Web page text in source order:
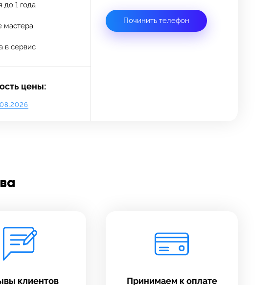
до 1 года
мастера
в сервис
цены:
Починить телефон
клиентов Принимаем к оплате